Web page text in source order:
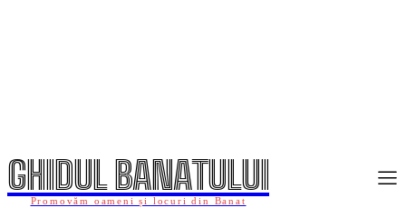
GHIDUL BANATULUI
Promovăm oameni și locuri din Banat